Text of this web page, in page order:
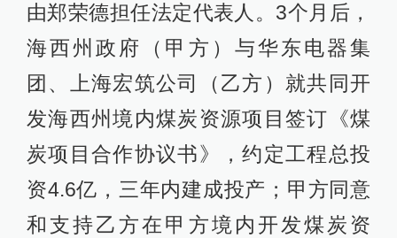
由郑荣德担任法定代表人。3个月后，
海西州政府（甲方）与华东电器集
团、上海宏筑公司（乙方）就共同开
发海西州境内煤炭资源项目签订《煤
炭项目合作协议书》，约定工程总投
资4.6亿，三年内建成投产；甲方同意
和支持乙方在甲方境内开发煤炭资